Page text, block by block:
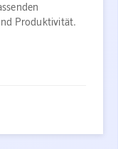
Produktivität.